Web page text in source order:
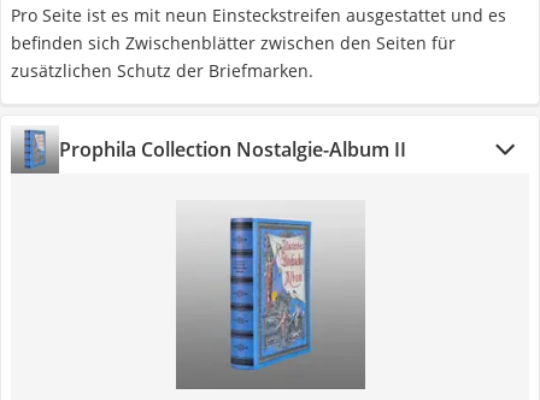
Pro Seite ist es mit neun Einsteckstreifen ausgestattet und es
befinden sich Zwischenblätter zwischen den Seiten für
zusätzlichen Schutz der Briefmarken.
Prophila Collection Nostalgie-Album II